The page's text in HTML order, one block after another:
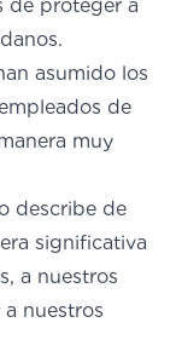
de proteger a
asumido los
de
muy
describe de
significativa
a nuestros
nuestros